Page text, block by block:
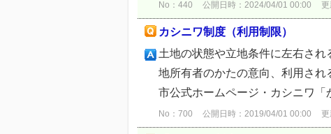
No：440 公開日時：2024/04/01 00:00
カシニワ制度（利用制限）
土地の状態や立地条件に左右さ
地所有者のかたの意向、利用さ
市公式ホームページ・カシニワ「
No：700 公開日時：2019/04/01 00:00